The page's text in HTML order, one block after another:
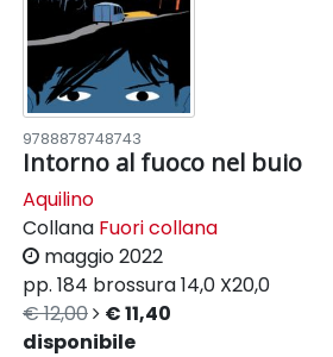
9788878748743
Intorno al fuoco nel buio
Aquilino
Collana Fuori collana
maggio 2022
pp. 184 brossura14,0 X20,0
€ 12,00
€ 11,40
disponibile